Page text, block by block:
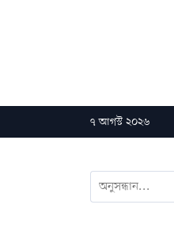
৭ আগস্ট ২০২৬